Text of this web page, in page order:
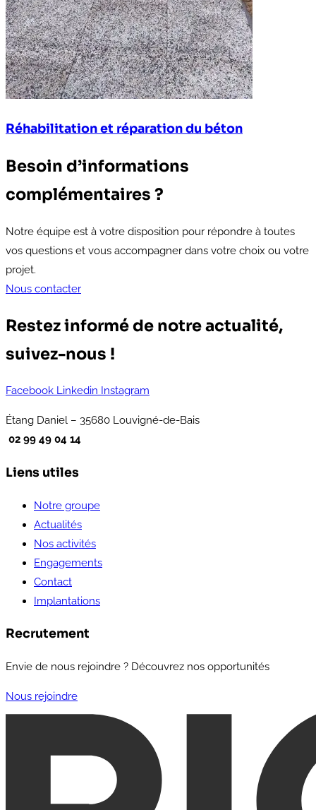
Réhabilitation et réparation du béton
Besoin d’informations
complémentaires ?
Notre équipe est à votre disposition pour répondre à toutes
vos questions et vous accompagner dans votre choix ou votre
projet.
Nous contacter
Restez informé de notre actualité,
suivez-nous !
Facebook Linkedin Instagram
Étang Daniel – 35680 Louvigné-de-Bais
02 99 49 04 14
Liens utiles
Notre groupe
Actualités
Nos activités
Engagements
Contact
Implantations
Recrutement
Envie de nous rejoindre ? Découvrez nos opportunités
Nous rejoindre